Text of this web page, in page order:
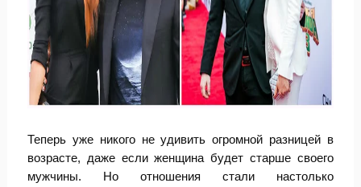
Теперь уже никого не удивить огромной разницей в
возрасте, даже если женщина будет старше своего
мужчины. Но отношения стали настолько